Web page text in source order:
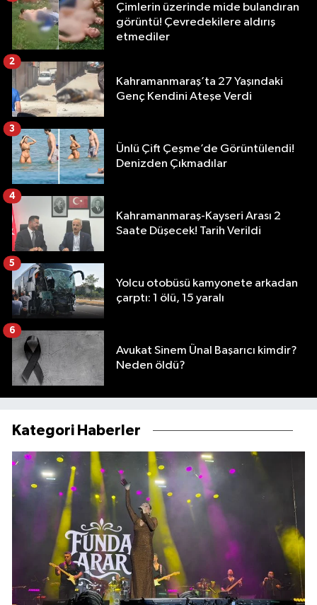
Çimlerin üzerinde mide bulandıran
görüntü! Çevredekilere aldırış
etmediler
Kahramanmaraş’ta 27 Yaşındaki
Genç Kendini Ateşe Verdi
2
Ünlü Çift Çeşme’de Görüntülendi!
Denizden Çıkmadılar
3
Kahramanmaraş-Kayseri Arası 2
Saate Düşecek! Tarih Verildi
4
Yolcu otobüsü kamyonete arkadan
çarptı: 1 ölü, 15 yaralı
5
Avukat Sinem Ünal Başarıcı kimdir?
Neden öldü?
6
Kategori Haberler